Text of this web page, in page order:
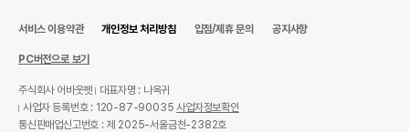
서비스 이용약관 개인정보 처리방침 입점/제휴 문의 공지사항
PC버전으로 보기
주식회사 어바웃펫
대표자명 : 나옥귀
사업자 등록번호 : 120-87-90035사업자정보확인
통신판매업신고번호 : 제 2025-서울금천-2382호